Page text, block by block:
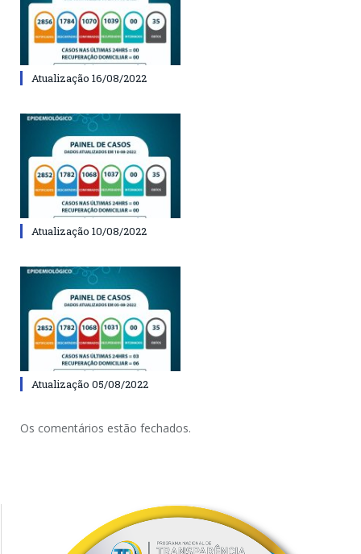
Atualização 16/08/2022
Atualização 10/08/2022
Atualização 05/08/2022
Os comentários estão fechados.